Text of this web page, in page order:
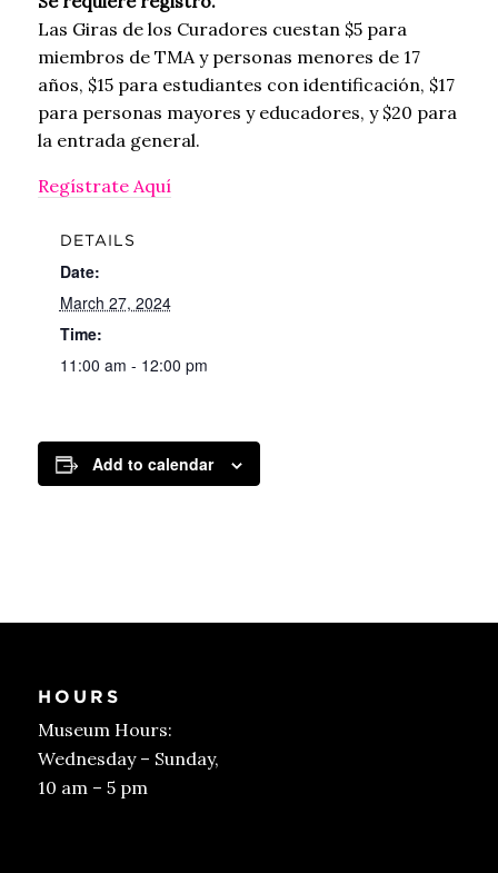
Las Giras de los Curadores cuestan $5 para
miembros de TMA y personas menores de 17
años, $15 para estudiantes con identificación, $17
para personas mayores y educadores, y $20 para
la entrada general.
Regístrate Aquí
DETAILS
Date:
March 27, 2024
Time:
11:00 am - 12:00 pm
Add to calendar
HOURS
Museum Hours:
Wednesday – Sunday,
10 am – 5 pm